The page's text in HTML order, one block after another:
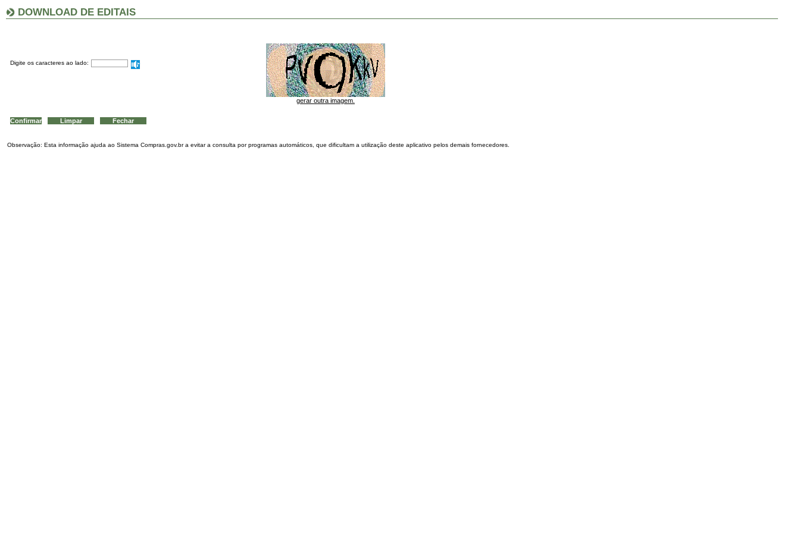
DOWNLOAD DE EDITAIS
Digite os caracteres ao lado:
gerar outra imagem.
Observação: Esta informação ajuda ao Sistema Compras.gov.br a evitar a consulta por programas automáticos, que dificultam a utilização deste aplicativo pelos demais fornecedores.